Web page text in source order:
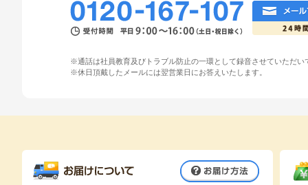
※通話は社員教育及びトラブル防止の一環として録音させていただい
※休日頂戴したメールには翌営業日にお答えいたします。
お届け方